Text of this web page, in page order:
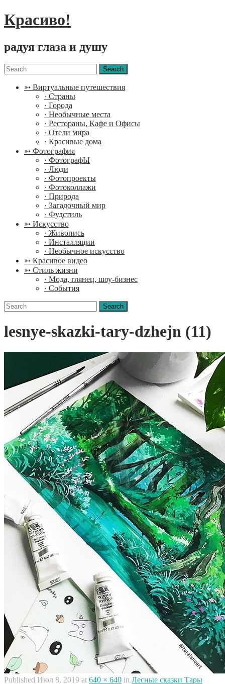
Красиво!
радуя глаза и душу
Menu
Search
for:
➳ Виртуальные путешествия
· Страны
· Города
· Необычные места
· Рестораны, Кафе и Офисы
· Отели мира
· Красивые дома
➳ Фотография
· ФотографЫ
· Люди
· Фотопроекты
· Фотоколлажи
· Природа
· Загадочный мир
· Фудстиль
➳ Искусство
· Живопись
· Инсталляции
· Необычное искусство
➳ Красивое видео
➳ Стиль жизни
· Мода, глянец, шоу-бизнес
· События
Search
for:
lesnye-skazki-tary-dzhejn (11)
Published Июл 8, 2019 at 640 × 640 in Лесные сказки Тары